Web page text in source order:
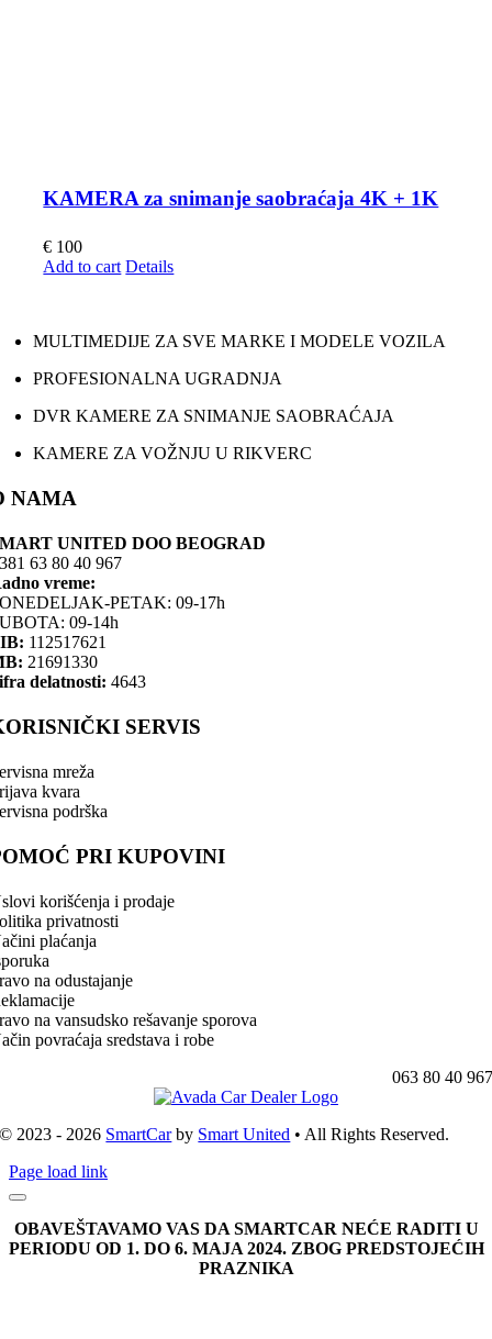
KAMERA za snimanje saobraćaja 4K + 1K
€ 100
Add to cart Details
MULTIMEDIJE ZA SVE MARKE I MODELE VOZILA
PROFESIONALNA UGRADNJA
DVR KAMERE ZA SNIMANJE SAOBRAĆAJA
KAMERE ZA VOŽNJU U RIKVERC
NAMA
UNITED DOO BEOGRAD
63 80 40 967
vreme:
PETAK: 09-17h
09-14h
112517621
21691330
delatnosti: 4643
SERVIS
mreža
kvara
podrška
PRI KUPOVINI
korišćenja i prodaje
privatnosti
plaćanja
na odustajanje
na vansudsko rešavanje sporova
povraćaja sredstava i robe
063 80 40 967
© 2023 - 2026 SmartCarby Smart United • All Rights Reserved.
Page load link
OBAVEŠTAVAMO VAS DA SMARTCAR NEĆE RADITI U
PERIODU OD 1. DO 6. MAJA 2024. ZBOG PREDSTOJEĆIH
PRAZNIKA